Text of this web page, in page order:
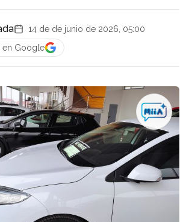
14 de de junio de 2026, 05:00
en Google